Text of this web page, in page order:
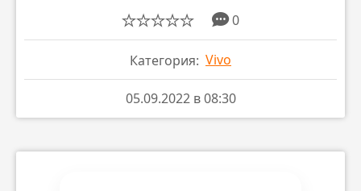
0
Категория: Vivo
05.09.2022 в 08:30